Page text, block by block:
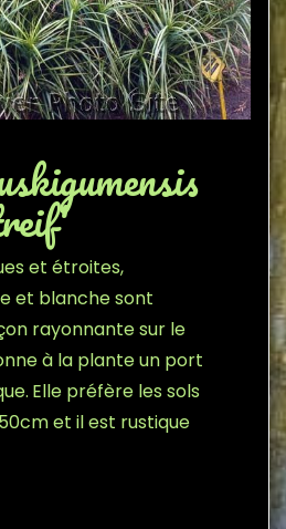
et étroites,
et blanche sont
rayonnante sur le
à la plante un port
Elle préfère les sols
et il est rustique